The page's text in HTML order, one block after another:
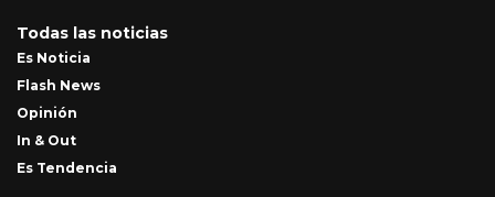
Todas las noticias
Es Noticia
Flash News
Opinión
In & Out
Es Tendencia